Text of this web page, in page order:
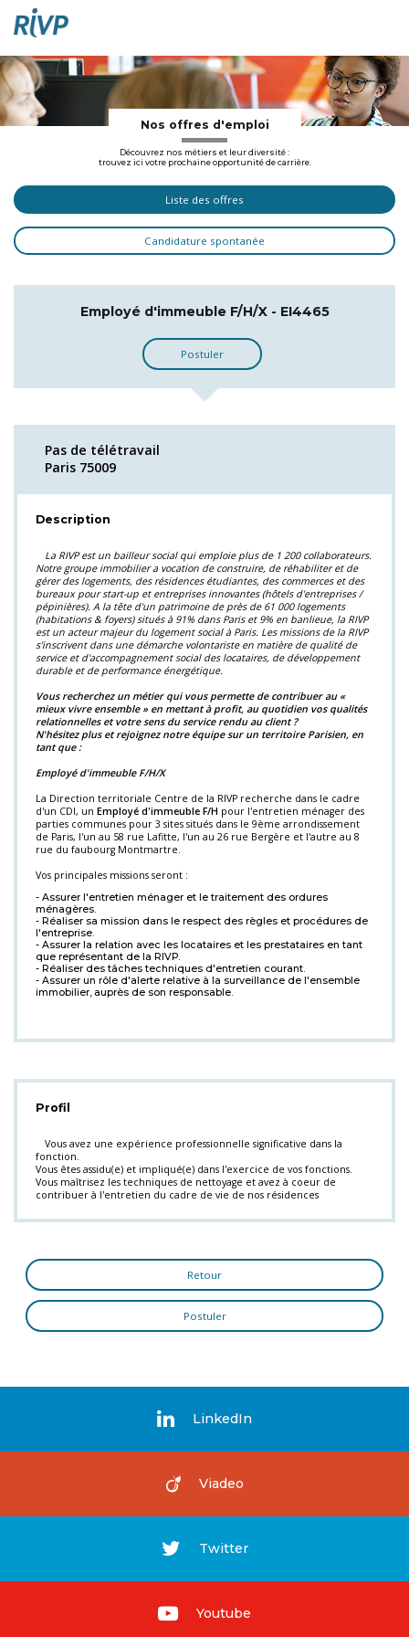
Nos offres d'emploi
Découvrez nos métiers et leur diversité :
trouvez ici votre prochaine opportunité de carrière.
Liste des offres
Candidature spontanée
Employé d'immeuble F/H/X - EI4465
Postuler
Pas de télétravail
Paris 75009
Description
La RIVP est un bailleur social qui emploie plus de 1 200 collaborateurs.
Notre groupe immobilier a vocation de construire, de réhabiliter et de
gérer des logements, des résidences étudiantes, des commerces et des
bureaux pour start-up et entreprises innovantes (hôtels d'entreprises /
pépinières). A la tête d'un patrimoine de près de 61 000 logements
(habitations & foyers) situés à 91% dans Paris et 9% en banlieue, la RIVP
est un acteur majeur du logement social à Paris. Les missions de la RIVP
s'inscrivent dans une démarche volontariste en matière de qualité de
service et d'accompagnement social des locataires, de développement
durable et de performance énergétique.
Vous recherchez un métier qui vous permette de contribuer au «
mieux vivre ensemble » en mettant à profit, au quotidien vos qualités
relationnelles et votre sens du service rendu au client ?
N'hésitez plus et rejoignez notre équipe sur un territoire Parisien, en
tant que :
Employé d'immeuble F/H/X
La Direction territoriale Centre de la RIVP recherche dans le cadre
d'un CDI, un Employé d'immeuble F/H pour l'entretien ménager des
parties communes pour 3 sites situés dans le 9ème arrondissement
de Paris, l'un au 58 rue Lafitte, l'un au 26 rue Bergère et l'autre au 8
rue du faubourg Montmartre.
Vos principales missions seront :
- Assurer l'entretien ménager et le traitement des ordures
ménagères.
- Réaliser sa mission dans le respect des règles et procédures de
l'entreprise.
- Assurer la relation avec les locataires et les prestataires en tant
que représentant de la RIVP.
- Réaliser des tâches techniques d'entretien courant.
- Assurer un rôle d'alerte relative à la surveillance de l'ensemble
immobilier, auprès de son responsable.
Profil
Vous avez une expérience professionnelle significative dans la
fonction.
Vous êtes assidu(e) et impliqué(e) dans l'exercice de vos fonctions.
Vous maîtrisez les techniques de nettoyage et avez à coeur de
contribuer à l'entretien du cadre de vie de nos résidences
Retour
Postuler
LinkedIn
Viadeo
Twitter
Youtube